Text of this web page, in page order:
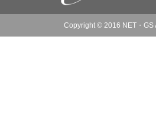
Copyright © 2016 NET・GS